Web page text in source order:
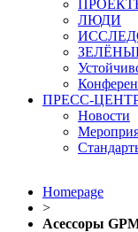
ЛЮДИ
ПРЕСС-
Новости
Homepage
>
Асессоры